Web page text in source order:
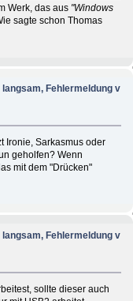
Werk, das aus "Windows
sagte schon Thomas
langsam, Fehlermeldung v
Ironie, Sarkasmus oder
geholfen? Wenn
mit dem "Drücken"
Fehlermeldung v
sollte dieser auch